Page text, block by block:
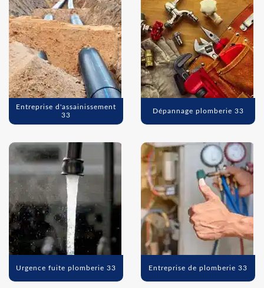
Entreprise d'assainissement
33
Dépannage plomberie 33
Urgence fuite plomberie 33 Entreprise de plomberie 33